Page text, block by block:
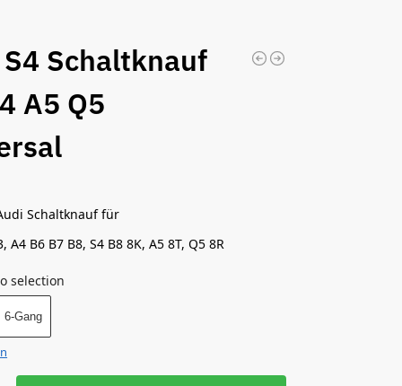
Schaltknauf
A5 Q5
Schaltknauf für
A4 B6 B7 B8, S4 B8 8K, A5 8T, Q5 8R
selection
6-Gang